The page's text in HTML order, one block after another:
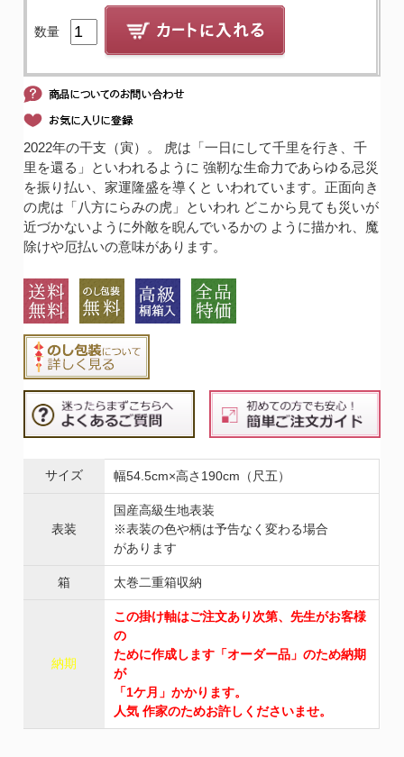
数量
2022年の干支（寅）。 虎は「一日にして千里を行き、千
里を還る」といわれるように 強靭な生命力であらゆる忌災
を振り払い、家運隆盛を導くと いわれています。正面向き
の虎は「八方にらみの虎」といわれ どこから見ても災いが
近づかないように外敵を睨んでいるかの ように描かれ、魔
除けや厄払いの意味があります。
サイズ 幅54.5cm×高さ190cm（尺五）
表装
国産高級生地表装
※表装の色や柄は予告なく変わる場合
があります
箱 太巻二重箱収納
納期
この掛け軸はご注文あり次第、先生がお客様
の
ために作成します「オーダー品」のため納期
が
「1ケ月」かかります。
人気 作家のためお許しくださいませ。